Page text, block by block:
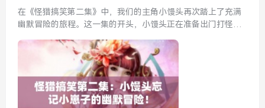
在《怪猎搞笑第二集》中，我们的主角小馒头再次踏上了充满
幽默冒险的旅程。这一集的开头，小馒头正在准备出门打怪，
因为他完全忘记了带上他的“小崽子”——那只总是跟在他身后